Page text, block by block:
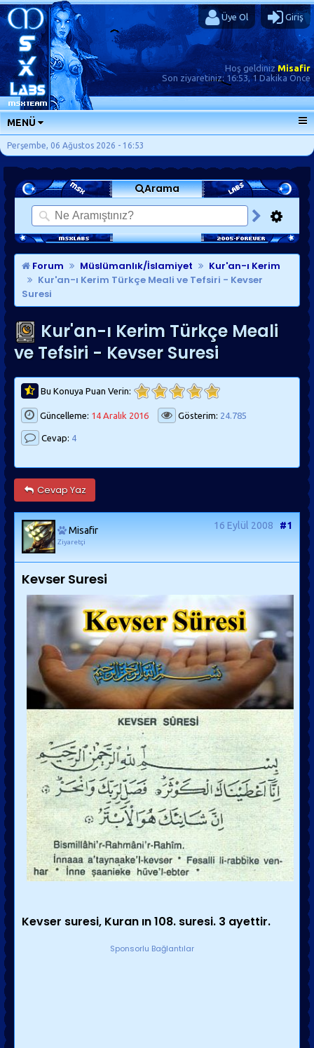
Üye Ol Giriş
Hoş geldinizMisafir
Son ziyaretiniz: 16:53, 1 Dakika Önce
MENÜ
ANA SAYFA
FORUMLAR
SORU-CEVAP
GÜNLÜKLER
SON MESAJLAR
KISAYOLLAR
Perşembe, 06 Ağustos 2026 - 16:53
Arama
Forum Müslümanlık/İslamiyet
Kur'an-ı Kerim
Kur'an-ı Kerim Türkçe Meali ve Tefsiri - Kevser
Suresi
Kur'an-ı Kerim Türkçe Meali
ve Tefsiri - Kevser Suresi
Bu Konuya Puan Verin:
Güncelleme: 14 Aralık 2016 Gösterim: 24.785
Cevap: 4
Cevap Yaz
Misafir
Ziyaretçi
16 Eylül 2008 #1
Kevser Suresi
Kevser suresi, Kuran ın 108. suresi. 3 ayettir.
Sponsorlu Bağlantılar